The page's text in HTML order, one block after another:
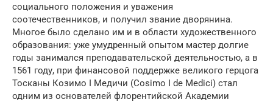
социального положения и уважения
соотечественников, и получил звание дворянина.
Многое было сделано им и в области художественного
образования: уже умудренный опытом мастер долгие
годы занимался преподавательской деятельностью, а в
1561 году, при финансовой поддержке великого герцога
Тосканы Козимо I Медичи (Cosimo I de Medici) стал
одним из основателей флорентийской Академии